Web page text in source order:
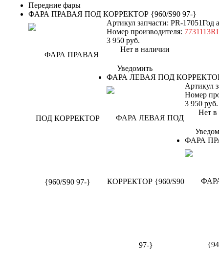
Передние фары
ФАРА ПРАВАЯ ПОД КОРРЕКТОР {960/S90 97-}
Артикул запчасти: PR-17051Год
Номер производителя:
3 950 руб.
Нет в наличии
Уведомить
ФАРА ЛЕВАЯ ПОД КОРРЕКТОР
Артикул
Номер
3 950 руб.
Нет в
ФАРА